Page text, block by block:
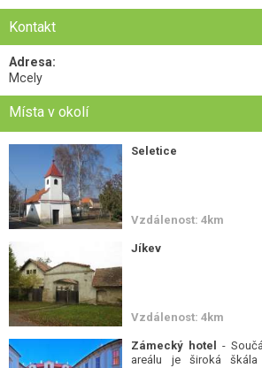
Kontakt
Adresa:
Mcely
Místa v okolí
Seletice
Vzdálenost: 4km
Jíkev
Vzdálenost: 4km
Zámecký hotel
-
areálu je široká škála